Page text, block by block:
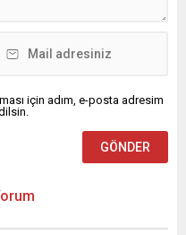
için adım, e-posta adresim